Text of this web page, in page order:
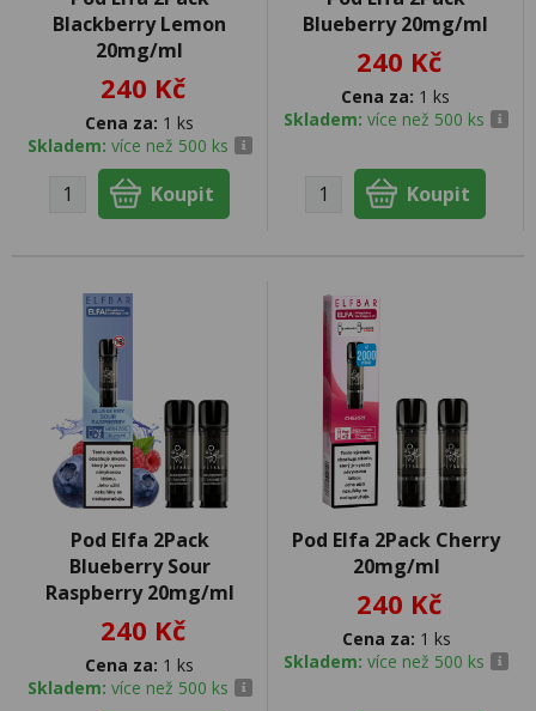
Blackberry Lemon
20mg/ml
240 Kč
Cena za: 1 ks
Skladem: více než 500 ks
Blueberry 20mg/ml
240 Kč
Cena za: 1 ks
Skladem: více než 500 ks
Pod Elfa 2Pack
Blueberry Sour
Raspberry 20mg/ml
240 Kč
Cena za: 1 ks
Skladem: více než 500 ks
Pod Elfa 2Pack Cherry
20mg/ml
240 Kč
Cena za: 1 ks
Skladem: více než 500 ks